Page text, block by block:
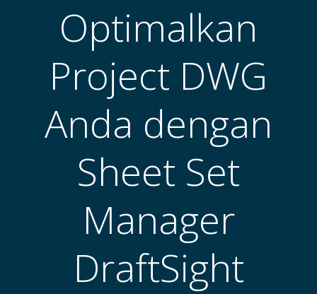
Optimalkan
Project DWG
Anda dengan
Sheet Set
Manager
DraftSight